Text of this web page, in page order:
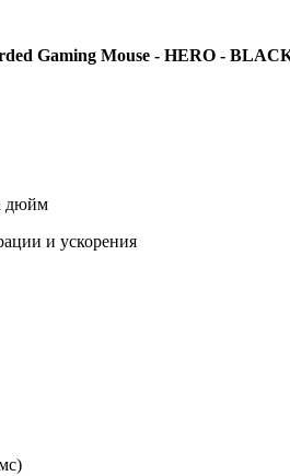
Gaming Mouse - HERO -
дюйм
и ускорения